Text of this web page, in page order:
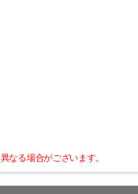
なる場合がございます。